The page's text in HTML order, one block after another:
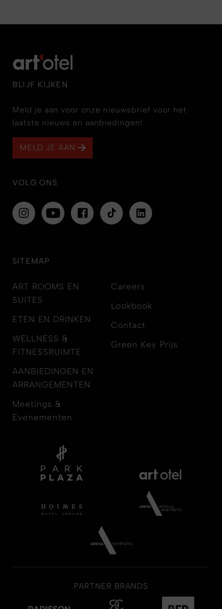
BLIJF KIJKEN
Meld je aan voor onze nieuwsbrief voor het
laatste nieuws en aanbiedingen!
MELD JE AAN
VOLG ONS
SITEMAP
ART ROOMS EN
SUITES
ETEN EN DRINKEN
WELLNESS &
FITNESSRUIMTE
AANBIEDINGEN EN
ARRANGEMENTEN
Meetings &
Evenementen
Careers
Lookbook
Contact
Green Key Prijs
PARTNER BRANDS